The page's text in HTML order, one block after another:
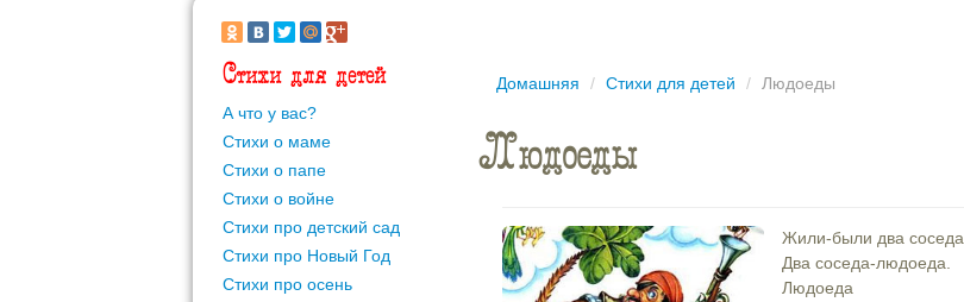
Стихи для детей
А что у вас?
Стихи о маме
Стихи о папе
Стихи о войне
Стихи про детский сад
Стихи про Новый Год
Стихи про осень
Домашняя / Стихи для детей / Людоеды
Людоеды
Жили-были два соседа,
Два соседа-людоеда.
Людоеда